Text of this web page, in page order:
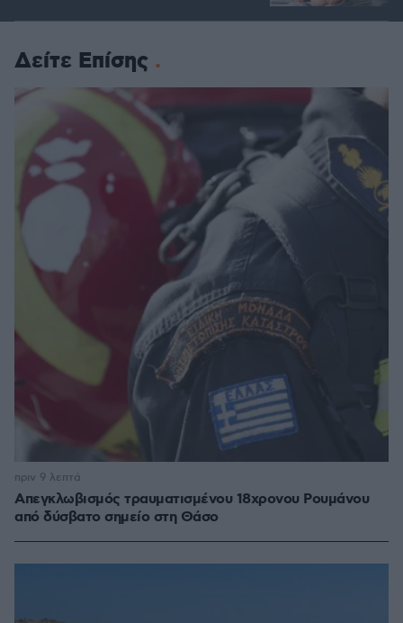
Δείτε Επίσης
Απεγκλωβισμός τραυματισμένου 18χρονου Ρουμάνου
από δύσβατο σημείο στη Θάσο
πριν 9 λεπτά